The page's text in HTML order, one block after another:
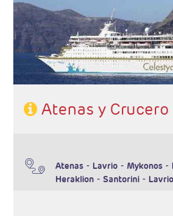
Atenas y Crucero
Atenas- Lavrio- Mykonos-
Heraklion- Santorini- Lavrio